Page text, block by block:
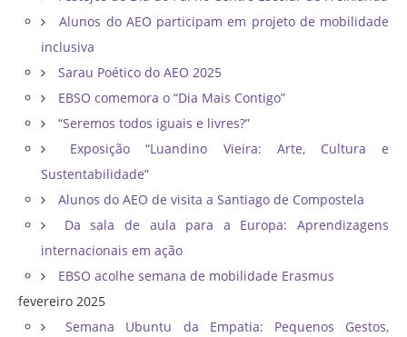
Alunos do AEO participam em projeto de mobilidade
inclusiva
Sarau Poético do AEO 2025
EBSO comemora o “Dia Mais Contigo”
“Seremos todos iguais e livres?”
Exposição “Luandino Vieira: Arte, Cultura e
Sustentabilidade”
Alunos do AEO de visita a Santiago de Compostela
Da sala de aula para a Europa: Aprendizagens
internacionais em ação
EBSO acolhe semana de mobilidade Erasmus
fevereiro 2025
Semana Ubuntu da Empatia: Pequenos Gestos,